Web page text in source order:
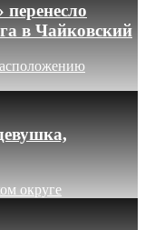
в Чайковский
округе